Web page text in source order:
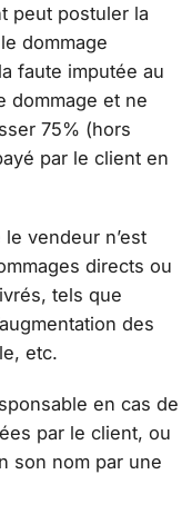
peut postuler la
dommage
faute imputée au
dommage et ne
75% (hors
par le client en
vendeur n’est
directs ou
tels que
des
etc.
en cas de
par le client, ou
son nom par une